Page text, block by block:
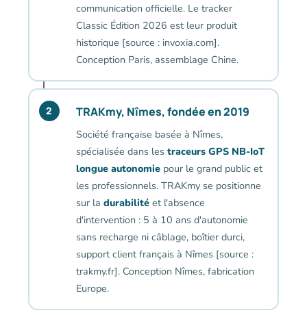
communication officielle. Le tracker
Classic Édition 2026 est leur produit
historique [source : invoxia.com].
Conception Paris, assemblage Chine.
2 TRAKmy, Nîmes, fondée en 2019
Société française basée à Nîmes,
spécialisée dans les traceurs GPS NB-IoT
longue autonomiepour le grand public et
les professionnels. TRAKmy se positionne
sur la durabilitéet l'absence
d'intervention : 5 à 10 ans d'autonomie
sans recharge ni câblage, boîtier durci,
support client français à Nîmes [source :
trakmy.fr]. Conception Nîmes, fabrication
Europe.